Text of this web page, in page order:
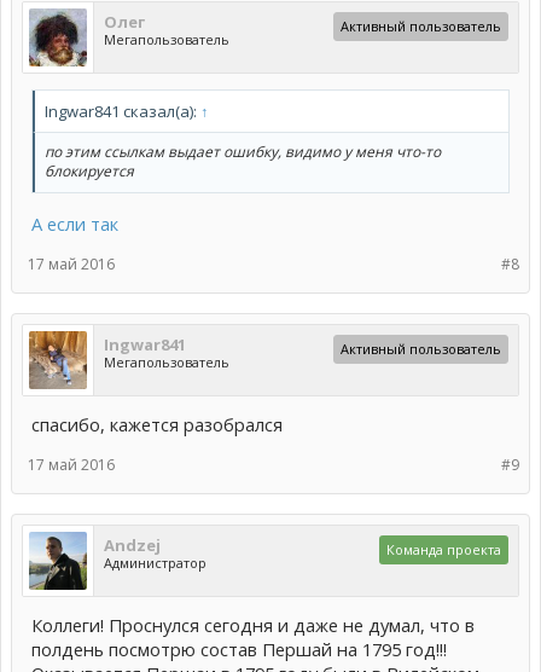
Олег
Мегапользователь
Активный пользователь
Ingwar841 сказал(а): ↑
по этим ссылкам выдает ошибку, видимо у меня что-то
блокируется
А если так
#8
17 май 2016
Ingwar841
Мегапользователь
Активный пользователь
спасибо, кажется разобрался
#9
17 май 2016
Andzej
Администратор
Команда проекта
Коллеги! Проснулся сегодня и даже не думал, что в
полдень посмотрю состав Першай на 1795 год!!!